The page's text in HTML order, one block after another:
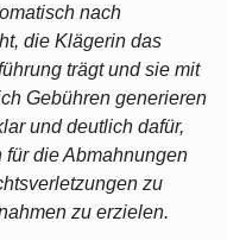
nach
die Klägerin das
trägt und sie mit
Gebühren generieren
und deutlich dafür,
die Abmahnungen
zu
zu erzielen.